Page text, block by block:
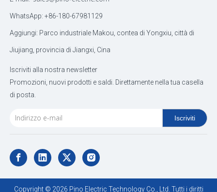
WhatsApp: +86-180-67981129
Aggiungi: Parco industriale Makou, contea di Yongxiu, città di
Jiujiang, provincia di Jiangxi, Cina
Iscriviti alla nostra newsletter
Promozioni, nuovi prodotti e saldi. Direttamente nella tua casella
di posta.
Iscriviti
Copyright © 2026 Pino Electric Technology Co., Ltd. Tutti i diritti